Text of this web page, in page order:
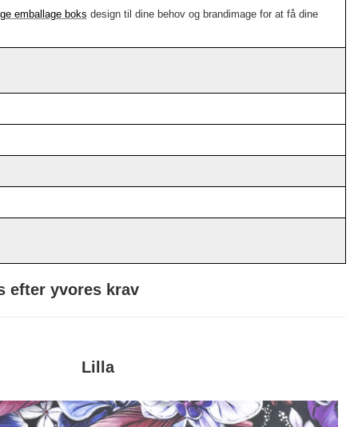
emballage boks design til dine behov og brandimage for at få dine
efter yvores krav
Lilla